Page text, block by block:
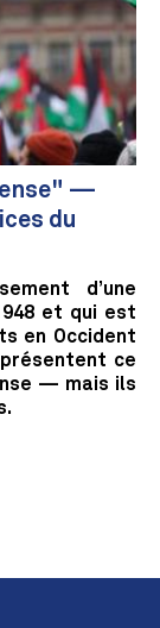
—
du
d’une
et qui est
en Occident
ce
— mais ils